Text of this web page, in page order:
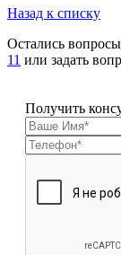
Назад к списку
Остались
11 или задать
Получить